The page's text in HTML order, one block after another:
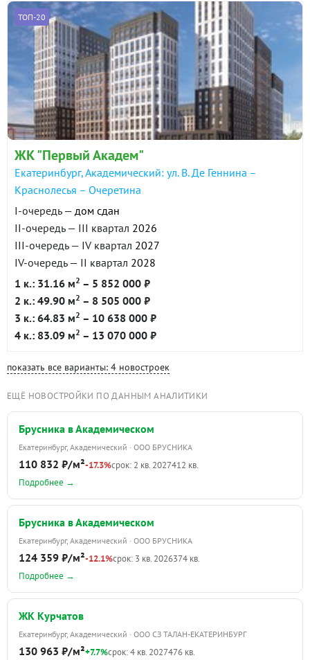
ТОП-20
ЖК "Первый Академ"
Екатеринбург, Академический: ул. В. Де Геннина –
Краснолесья – Очеретина
I-очередь — дом сдан
II-очередь — III квартал 2026
III-очередь — IV квартал 2027
IV-очередь — II квартал 2028
1 к.: 31.16 м2 – 5 852 000 ₽
2 к.: 49.90 м2 – 8 505 000 ₽
3 к.: 64.83 м2 – 10 638 000 ₽
4 к.: 83.09 м2 – 13 070 000 ₽
показать все варианты: 4 новостроек
ЕЩЁ НОВОСТРОЙКИ ПО ДАННЫМ АНАЛИТИКИ
Брусника в Академическом
Екатеринбург, Академический · ООО БРУСНИКА
110 832 ₽/м²-17.3%срок: 2 кв. 2027412 кв.
Подробнее →
Брусника в Академическом
Екатеринбург, Академический · ООО БРУСНИКА
124 359 ₽/м²-12.1%срок: 3 кв. 2026374 кв.
Подробнее →
ЖК Курчатов
Екатеринбург, Академический · ООО СЗ ТАЛАН-ЕКАТЕРИНБУРГ
130 963 ₽/м²+7.7%срок: 4 кв. 2027476 кв.